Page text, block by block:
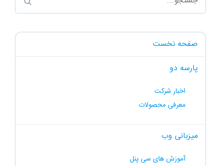
صفحه نخست
پارسه دو
اخبار شرکت
معرفی محصولات
میزبانی وب
آموزش های سی پنل